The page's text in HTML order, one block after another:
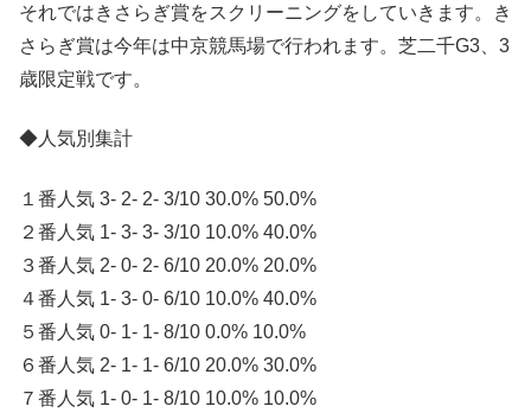
それではきさらぎ賞をスクリーニングをしていきます。き
さらぎ賞は今年は中京競馬場で行われます。芝二千G3、3
歳限定戦です。
◆人気別集計
１番人気 3- 2- 2- 3/10 30.0% 50.0%
２番人気 1- 3- 3- 3/10 10.0% 40.0%
３番人気 2- 0- 2- 6/10 20.0% 20.0%
４番人気 1- 3- 0- 6/10 10.0% 40.0%
５番人気 0- 1- 1- 8/10 0.0% 10.0%
６番人気 2- 1- 1- 6/10 20.0% 30.0%
７番人気 1- 0- 1- 8/10 10.0% 10.0%